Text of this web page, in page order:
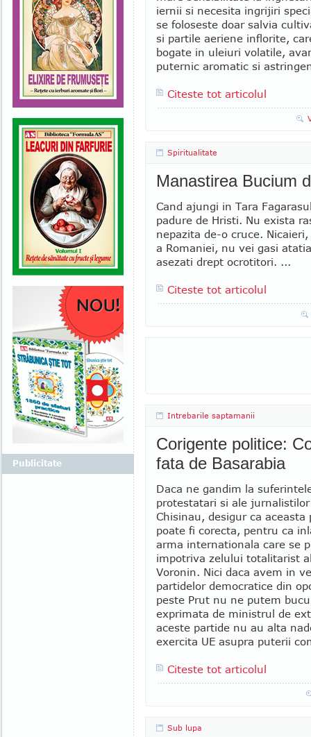
iernii si necesita ingrijiri
se foloseste doar salvia
si partile aeriene inflorite,
bogate in uleiuri volatile,
puternic aromatic si
Citeste tot articolul
Spiritualitate
Manastirea Bucium
Cand ajungi in Tara
padure de Hristi. Nu exista
nepazita de-o cruce.
a Romaniei, nu vei gasi
asezati drept ocrotitori. ...
Citeste tot articolul
Intrebarile saptamanii
Corigente politice:
fata de Basarabia
Daca ne gandim la
protestatari si ale
Chisinau, desigur ca aceasta
poate fi corecta, pentru ca
arma internationala care se
impotriva zelului totalitarist
Voronin. Nici daca avem in
partidelor democratice din
peste Prut nu ne putem
exprimata de ministrul de
aceste partide nu au alta
exercita UE asupra puterii
Citeste tot articolul
Sub lupa
Publicitate